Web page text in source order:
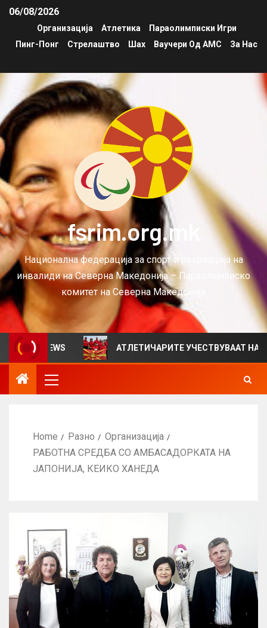
06/08/2026
Организација Атлетика
Параолимписки Игри
Пинг-Понг
Стрелаштво Шах Ваучери Од АМС За Нас
fsrim.org.mk
Национална федерација за спорт и рекреација на
инвалиди на Северна Македонија – Параолимписко
комитет на Северна Македонија
VIEWS АТЛЕТИЧАРИТЕ УЧЕСТВУВААТ НА
Home Разно
Организација
РАБОТНА СРЕДБА СО АМБАСАДОРКАТА НА
ЈАПОНИЈА, КЕИКО ХАНЕДА